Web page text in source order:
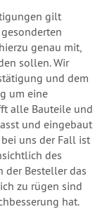
gilt
genau mit,
sollen. Wir
und dem
um eine
alle Bauteile und
und eingebaut
uns der Fall ist
des
der Besteller das
zu rügen sind
hat.